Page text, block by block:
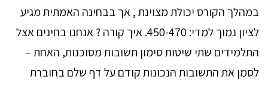
במהלך הקורס יכולת מצוינת , אך בבחינה האמתית מגיע
לציון נמוך למדי: 450-470. איך קורה ? אנחנו בחינים אצל
התלמידים שתי שיטות סימון תשובות מסוכנות, האחת –
לסמן את התשובות הנכונות קודם על דף שלם בחוברת